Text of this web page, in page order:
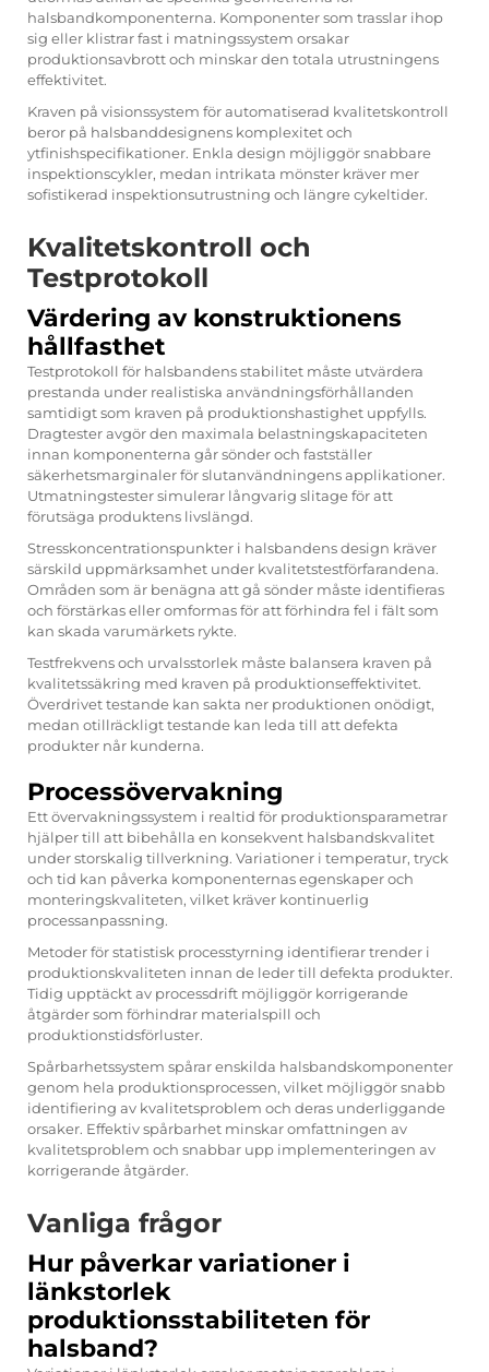
halsbandkomponenterna. Komponenter som trasslar ihop
sig eller klistrar fast i matningssystem orsakar
produktionsavbrott och minskar den totala utrustningens
effektivitet.
Kraven på visionssystem för automatiserad kvalitetskontroll
beror på halsbanddesignens komplexitet och
ytfinishspecifikationer. Enkla design möjliggör snabbare
inspektionscykler, medan intrikata mönster kräver mer
sofistikerad inspektionsutrustning och längre cykeltider.
Kvalitetskontroll och
Testprotokoll
Värdering av konstruktionens
hållfasthet
Testprotokoll för halsbandens stabilitet måste utvärdera
prestanda under realistiska användningsförhållanden
samtidigt som kraven på produktionshastighet uppfylls.
Dragtester avgör den maximala belastningskapaciteten
innan komponenterna går sönder och fastställer
säkerhetsmarginaler för slutanvändningens applikationer.
Utmatningstester simulerar långvarig slitage för att
förutsäga produktens livslängd.
Stresskoncentrationspunkter i halsbandens design kräver
särskild uppmärksamhet under kvalitetstestförfarandena.
Områden som är benägna att gå sönder måste identifieras
och förstärkas eller omformas för att förhindra fel i fält som
kan skada varumärkets rykte.
Testfrekvens och urvalsstorlek måste balansera kraven på
kvalitetssäkring med kraven på produktionseffektivitet.
Överdrivet testande kan sakta ner produktionen onödigt,
medan otillräckligt testande kan leda till att defekta
produkter når kunderna.
Processövervakning
Ett övervakningssystem i realtid för produktionsparametrar
hjälper till att bibehålla en konsekvent halsbandskvalitet
under storskalig tillverkning. Variationer i temperatur, tryck
och tid kan påverka komponenternas egenskaper och
monteringskvaliteten, vilket kräver kontinuerlig
processanpassning.
Metoder för statistisk processtyrning identifierar trender i
produktionskvaliteten innan de leder till defekta produkter.
Tidig upptäckt av processdrift möjliggör korrigerande
åtgärder som förhindrar materialspill och
produktionstidsförluster.
Spårbarhetssystem spårar enskilda halsbandskomponenter
genom hela produktionsprocessen, vilket möjliggör snabb
identifiering av kvalitetsproblem och deras underliggande
orsaker. Effektiv spårbarhet minskar omfattningen av
kvalitetsproblem och snabbar upp implementeringen av
korrigerande åtgärder.
Vanliga frågor
Hur påverkar variationer i
länkstorlek
produktionsstabiliteten för
halsband?